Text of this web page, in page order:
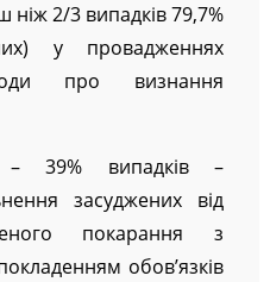
ніж 2/3 випадків 79,7%
у провадженнях
про визнання
39% випадків –
засуджених від
покарання з
обов’язків